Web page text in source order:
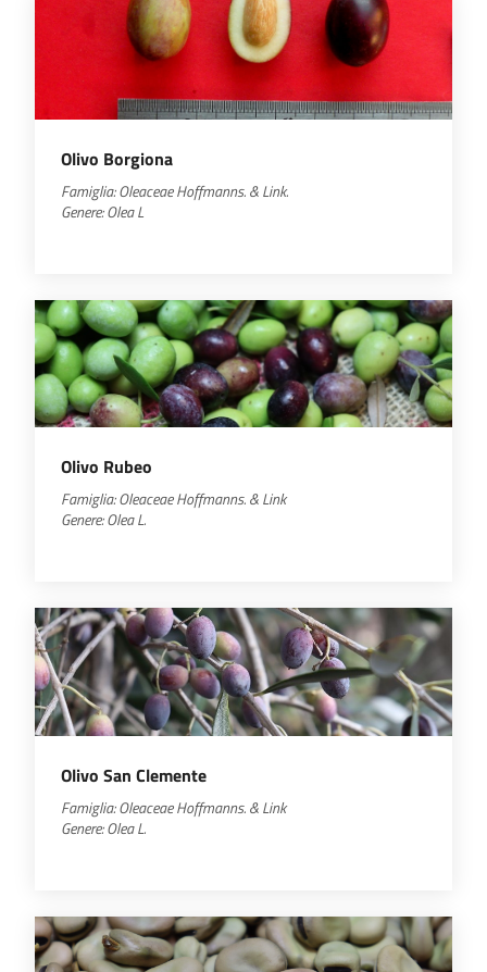
Olivo Borgiona
Famiglia:Oleaceae Hoffmanns.& Link.
Genere:OleaL
Olivo Rubeo
Famiglia: Oleaceae Hoffmanns. & Link
Genere: Olea L.
Olivo San Clemente
Famiglia: Oleaceae Hoffmanns. & Link
Genere: Olea L.